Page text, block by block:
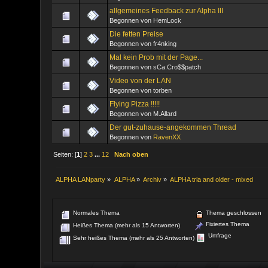
allgemeines Feedback zur Alpha III
Begonnen von HemLock
Die fetten Preise
Begonnen von fr4nking
Mal kein Prob mit der Page...
Begonnen von sCa.Cro$$patch
Video von der LAN
Begonnen von torben
Flying Pizza !!!!!
Begonnen von M.Allard
Der gut-zuhause-angekommen Thread
Begonnen von RavenXX
Seiten: [1]2 3 ... 12 Nach oben
ALPHA LANparty » ALPHA» Archiv » ALPHA tria and older - mixed
Normales Thema
Heißes Thema (mehr als 15 Antworten)
Sehr heißes Thema (mehr als 25 Antworten)
Thema geschlossen
Fixiertes Thema
Umfrage